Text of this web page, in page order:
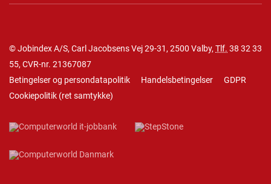
© Jobindex A/S, Carl Jacobsens Vej 29-31, 2500 Valby, Tlf. 38 32 33
55, CVR-nr. 21367087
Betingelser og persondatapolitik
Handelsbetingelser
GDPR
Cookiepolitik (ret samtykke)